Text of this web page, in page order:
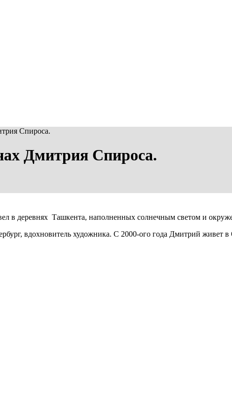
Спироса.
Дмитрия Спироса.
в деревнях Ташкента, наполненных солнечным светом и
вдохновитель художника. С 2000-ого года Дмитрий живет в